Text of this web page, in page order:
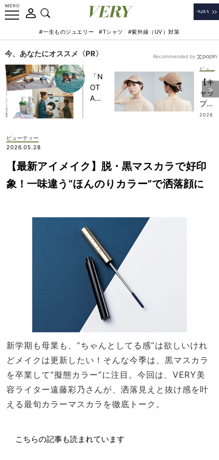
#一生ものジュエリー #Tシャツ #紫外線（UV）対策
今、あなたにオススメ〈PR〉
「N
OT
A
記憶
に一
生残
上の
家族
旅】
を
【キ
ャッ
プの
日の
ボブ
もま
とま
2026
Recommended by
ビューティー
2026.05.28
【最新アイメイク】脱・黒マスカラで好印
象！一味違う“ほんのりカラー”で洒落顔に
新学期も母業も、“ちゃんとしてる感”は欲しいけれ
どメイクは更新したい！そんな今季は、黒マスカラ
を卒業して“擬態カラー”に注目。今回は、VERY美
容ライター遠藤彩乃さんが、洒落見えと抜け感を叶
える最旬カラーマスカラを徹底トーク。
こちらの記事も読まれています